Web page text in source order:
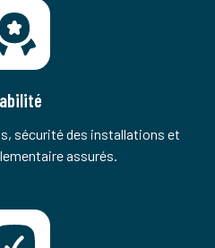
sécurité des installations et
assurés.